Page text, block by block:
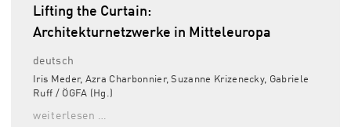
Lifting the Curtain:
Architekturnetzwerke in Mitteleuropa
deutsch
Iris Meder, Azra Charbonnier, Suzanne Krizenecky, Gabriele
Ruff / ÖGFA (Hg.)
weiterlesen …